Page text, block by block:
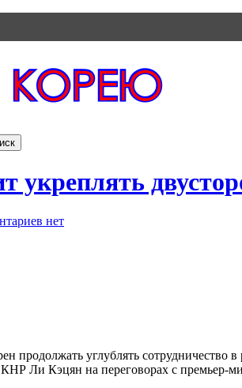
укреплять
нет
продолжать углублять
КНР Ли Кэцян на переговорах с